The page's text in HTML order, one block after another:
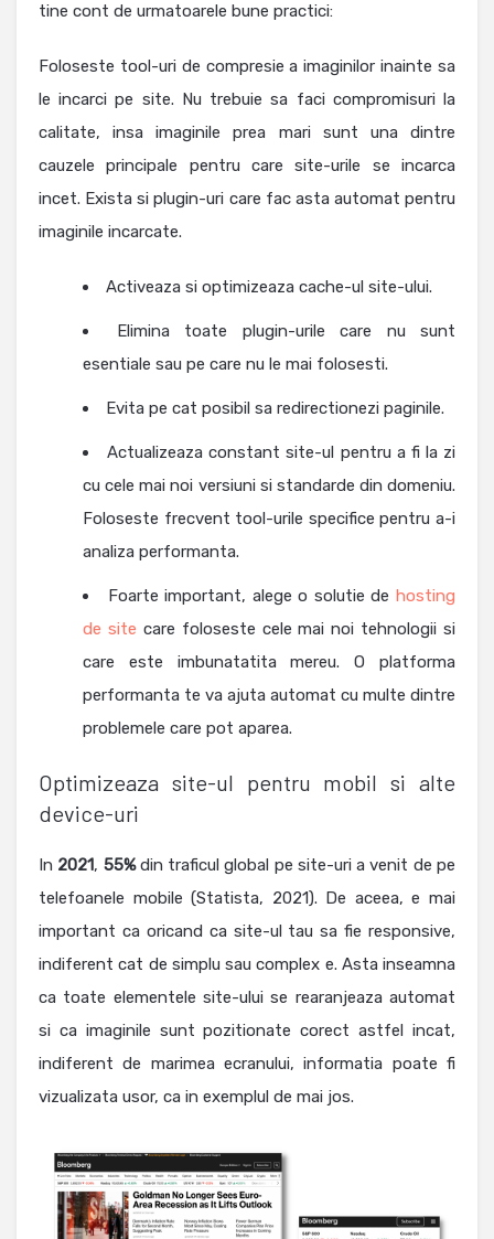
tine cont de urmatoarele bune practici:
Foloseste tool-uri de compresie a imaginilor inainte sa
le incarci pe site. Nu trebuie sa faci compromisuri la
calitate, insa imaginile prea mari sunt una dintre
cauzele principale pentru care site-urile se incarca
incet. Exista si plugin-uri care fac asta automat pentru
imaginile incarcate.
Activeaza si optimizeaza cache-ul site-ului.
Elimina toate plugin-urile care nu sunt
esentiale sau pe care nu le mai folosesti.
Evita pe cat posibil sa redirectionezi paginile.
Actualizeaza constant site-ul pentru a fi la zi
cu cele mai noi versiuni si standarde din domeniu.
Foloseste frecvent tool-urile specifice pentru a-i
analiza performanta.
Foarte important, alege o solutie de hosting
de site care foloseste cele mai noi tehnologii si
care este imbunatatita mereu. O platforma
performanta te va ajuta automat cu multe dintre
problemele care pot aparea.
Optimizeaza site-ul pentru mobil si alte
device-uri
In 2021, 55%din traficul global pe site-uri a venit de pe
telefoanele mobile (Statista, 2021). De aceea, e mai
important ca oricand ca site-ul tau sa fie responsive,
indiferent cat de simplu sau complex e. Asta inseamna
ca toate elementele site-ului se rearanjeaza automat
si ca imaginile sunt pozitionate corect astfel incat,
indiferent de marimea ecranului, informatia poate fi
vizualizata usor, ca in exemplul de mai jos.